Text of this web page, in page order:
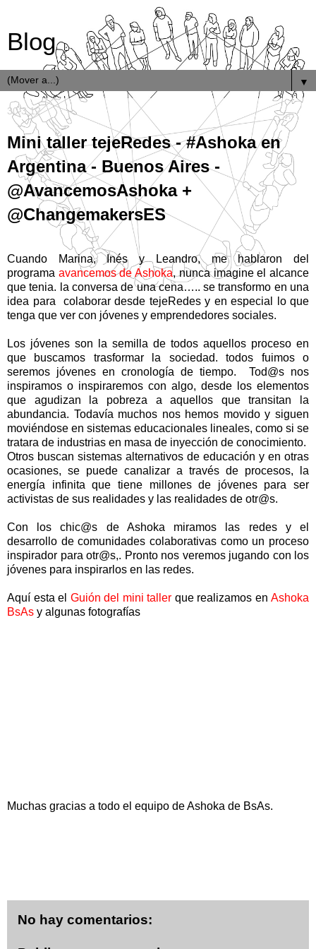
Blog
▼
30.3.12
Mini taller tejeRedes - #Ashoka en
Argentina - Buenos Aires -
@AvancemosAshoka +
@ChangemakersES
Cuando Marina, Inés y Leandro, me hablaron del
programa avancemos de Ashoka, nunca imagine el alcance
que tenia. la conversa de una cena….. se transformo en una
idea para colaborar desde tejeRedes y en especial lo que
tenga que ver con jóvenes y emprendedores sociales.
Los jóvenes son la semilla de todos aquellos proceso en
que buscamos trasformar la sociedad. todos fuimos o
seremos jóvenes en cronología de tiempo. Tod@s nos
inspiramos o inspiraremos con algo, desde los elementos
que agudizan la pobreza a aquellos que transitan la
abundancia. Todavía muchos nos hemos movido y siguen
moviéndose en sistemas educacionales lineales, como si se
tratara de industrias en masa de inyección de conocimiento.
Otros buscan sistemas alternativos de educación y en otras
ocasiones, se puede canalizar a través de procesos, la
energía infinita que tiene millones de jóvenes para ser
activistas de sus realidades y las realidades de otr@s.
Con los chic@s de Ashoka miramos las redes y el
desarrollo de comunidades colaborativas como un proceso
inspirador para otr@s,. Pronto nos veremos jugando con los
jóvenes para inspirarlos en las redes.
Aquí esta el Guión del mini taller que realizamos en Ashoka
BsAs y algunas fotografías
Muchas gracias a todo el equipo de Ashoka de BsAs.
No hay comentarios: